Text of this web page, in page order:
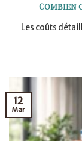
Combien
Les coûts
12
Mar